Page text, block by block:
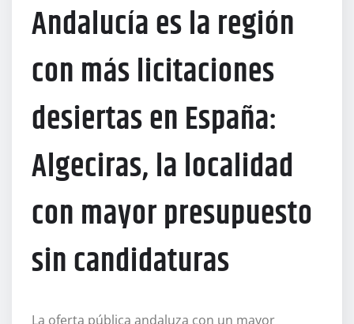
Andalucía es la región
con más licitaciones
desiertas en España:
Algeciras, la localidad
con mayor presupuesto
sin candidaturas
La oferta pública andaluza con un mayor